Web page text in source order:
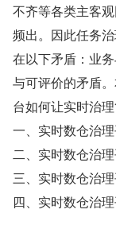
不齐等各类主客
频出。因此任务
在以下矛盾：业
与可评价的矛盾
台如何让实时治
一、实时数仓治
二、实时数仓治
三、实时数仓治
四、实时数仓治